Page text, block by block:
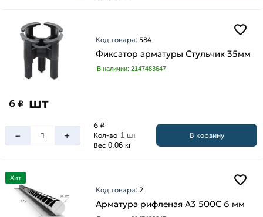
Код товара:584
Фиксатор арматуры Стульчик 35мм
В наличии: 2147483647
6 ₽ шт
– +
6 ₽
Кол-во 1 шт
Вес 0.06 кг
В корзину
Хит
Код товара: 2
Арматура рифленая А3 500С 6 мм